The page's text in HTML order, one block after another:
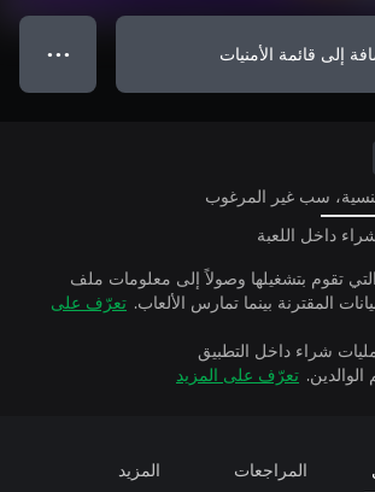
إلى قائمة الأمنيات ● ● ●
سب غير المرغوب
داخل اللعبة
تقوم بتشغيلها وصولاً إلى معلومات ملف
تعرّف على
شراء داخل التطبيق
تعرّف على المزيد
المراجعات المزيد